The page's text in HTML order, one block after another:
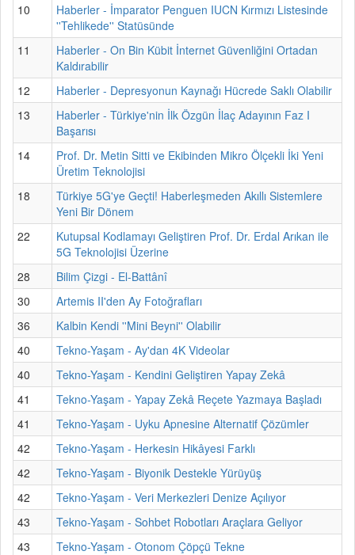
10
Haberler - İmparator Penguen IUCN Kırmızı Listesinde
''Tehlikede'' Statüsünde
11
Haberler - On Bin Kübit İnternet Güvenliğini Ortadan
Kaldırabilir
12
Haberler - Depresyonun Kaynağı Hücrede Saklı Olabilir
13
Haberler - Türkiye'nin İlk Özgün İlaç Adayının Faz I
Başarısı
14
Prof. Dr. Metin Sitti ve Ekibinden Mikro Ölçekli İki Yeni
Üretim Teknolojisi
18
Türkiye 5G'ye Geçti! Haberleşmeden Akıllı Sistemlere
Yeni Bir Dönem
22
Kutupsal Kodlamayı Geliştiren Prof. Dr. Erdal Arıkan ile
5G Teknolojisi Üzerine
28
Bilim Çizgi - El-Battânî
30
Artemis II'den Ay Fotoğrafları
36
Kalbin Kendi ''Mini Beyni'' Olabilir
40
Tekno-Yaşam - Ay'dan 4K Videolar
40
Tekno-Yaşam - Kendini Geliştiren Yapay Zekâ
41
Tekno-Yaşam - Yapay Zekâ Reçete Yazmaya Başladı
41
Tekno-Yaşam - Uyku Apnesine Alternatif Çözümler
42
Tekno-Yaşam - Herkesin Hikâyesi Farklı
42
Tekno-Yaşam - Biyonik Destekle Yürüyüş
42
Tekno-Yaşam - Veri Merkezleri Denize Açılıyor
43
Tekno-Yaşam - Sohbet Robotları Araçlara Geliyor
43
Tekno-Yaşam - Otonom Çöpçü Tekne